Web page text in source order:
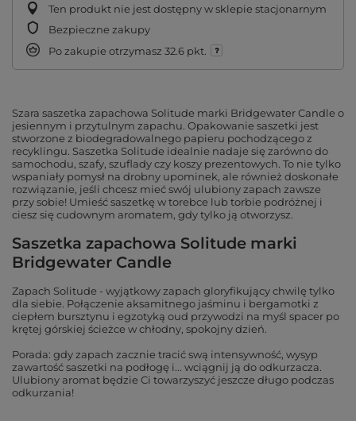
Ten produkt nie jest dostępny w sklepie stacjonarnym
Bezpieczne zakupy
Po zakupie otrzymasz 32.6 pkt.
Szara saszetka zapachowa Solitude marki Bridgewater Candle o
jesiennym i przytulnym zapachu. Opakowanie saszetki jest
stworzone z biodegradowalnego papieru pochodzącego z
recyklingu. Saszetka Solitude idealnie nadaje się zarówno do
samochodu, szafy, szuflady czy koszy prezentowych. To nie tylko
wspaniały pomysł na drobny upominek, ale również doskonałe
rozwiązanie, jeśli chcesz mieć swój ulubiony zapach zawsze
przy sobie! Umieść saszetkę w torebce lub torbie podróżnej i
ciesz się cudownym aromatem, gdy tylko ją otworzysz.
Saszetka zapachowa Solitude marki
Bridgewater Candle
Zapach Solitude - wyjątkowy zapach gloryfikujący chwilę tylko
dla siebie. Połączenie aksamitnego jaśminu i bergamotki z
ciepłem bursztynu i egzotyką oud przywodzi na myśl spacer po
krętej górskiej ścieżce w chłodny, spokojny dzień.
Porada: gdy zapach zacznie tracić swą intensywność, wysyp
zawartość saszetki na podłogę i... wciągnij ją do odkurzacza.
Ulubiony aromat będzie Ci towarzyszyć jeszcze długo podczas
odkurzania!